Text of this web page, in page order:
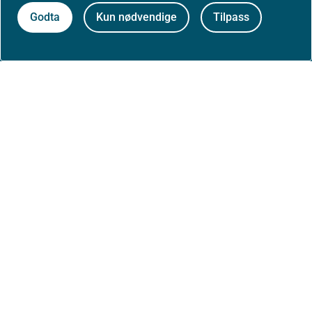
Godta Kun nødvendige Tilpass